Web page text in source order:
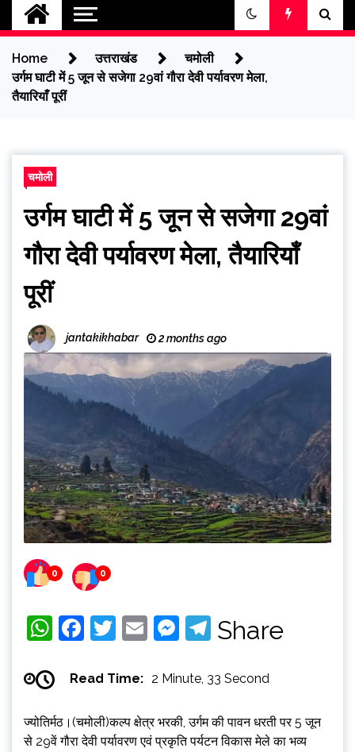
Home उत्तराखंड
चमोली
उर्गम घाटी में 5 जून से सजेगा 29वां गौरा देवी पर्यावरण मेला,
तैयारियाँ पूरीं
चमोली
उर्गम घाटी में 5 जून से सजेगा 29वां
गौरा देवी पर्यावरण मेला, तैयारियाँ
पूरीं
jantakikhabar 2 months ago
0 0
WhatsApp
Facebook
Twitter
EmailMessenger
Telegram
Share
Read Time: 2 Minute, 33 Second
ज्योतिर्मठ।(चमोली)कल्प क्षेत्र भरकी, उर्गम की पावन धरती पर 5 जून
से 29वें गौरा देवी पर्यावरण एवं प्रकृति पर्यटन विकास मेले का भव्य